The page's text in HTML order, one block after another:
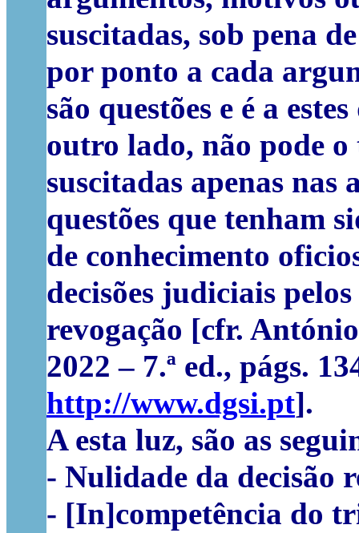
suscitadas, sob pena
por ponto a cada
são questões e é a
outro lado, não pode o
suscitadas apenas nas
questões que tenham
de conhecimento
decisões judiciais
revogação [cfr.
2022 – 7.ª ed., págs.
http://www.dgsi.pt].
A esta luz, são as
- Nulidade da decisão
- [In]competência do